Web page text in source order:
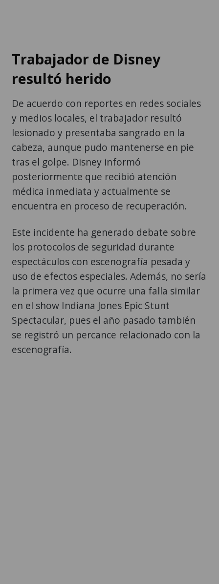
Trabajador de Disney
resultó herido
De acuerdo con reportes en redes sociales
y medios locales, el trabajador resultó
lesionado y presentaba sangrado en la
cabeza, aunque pudo mantenerse en pie
tras el golpe. Disney informó
posteriormente que recibió atención
médica inmediata y actualmente se
encuentra en proceso de recuperación.
Este incidente ha generado debate sobre
los protocolos de seguridad durante
espectáculos con escenografía pesada y
uso de efectos especiales. Además, no sería
la primera vez que ocurre una falla similar
en el show Indiana Jones Epic Stunt
Spectacular, pues el año pasado también
se registró un percance relacionado con la
escenografía.